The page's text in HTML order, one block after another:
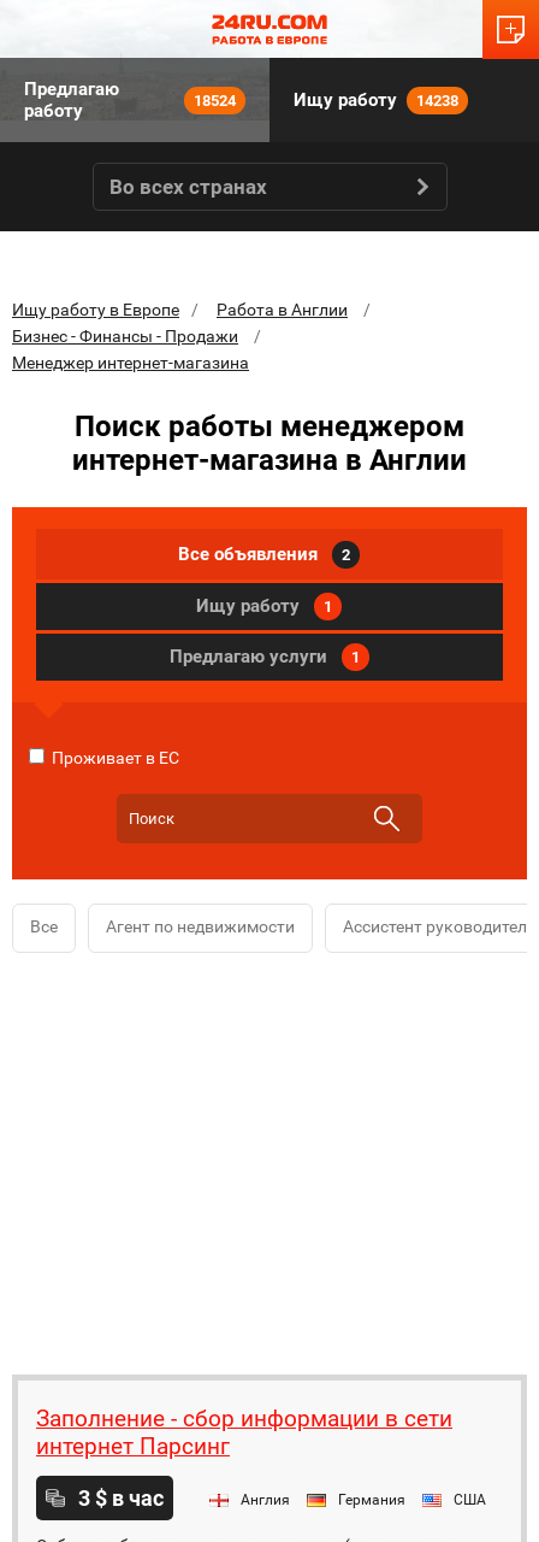
Предлагаю
работу
18524 Ищу работу 14238
Во всех странах
Ищу работу в Европе
Работа в Англии
Бизнес - Финансы - Продажи
Менеджер интернет-магазина
Поиск работы менеджером
интернет-магазина в Англии
Все объявления 2
Ищу работу 1
Предлагаю услуги 1
Проживает в ЕС
Все Агент по недвижимости Ассистент руководителя
Заполнение - сбор информации в сети
интернет Парсинг
3 $ в час Англия Германия США